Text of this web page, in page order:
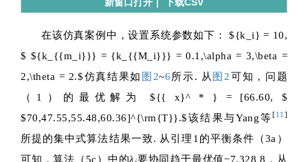
在该仿真案例中，设置系统参数如下：${k_i} = 10,
$ ${k_{{m_i}}} = {k_{{M_i}}} = 0.1,\alpha = 3,\beta =
2,\theta = 2.$仿真结果如 图2~6 所示. 从 图2可知，问题
（1）的最优解为${{ x}^ * } = [66.60, $
$70,47.55,55.48,60.36]^{\rm{T}}.$该结果与Yang等[11 ]
所提的集中式算法结果一致. 从引理1的平衡条件（3a）
可知，算法（5c）中的λ 要协同趋于最优值−7.328 8，从